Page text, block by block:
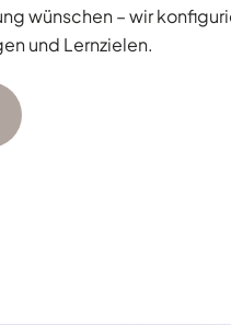
wünschen – wir
und Lernzielen.